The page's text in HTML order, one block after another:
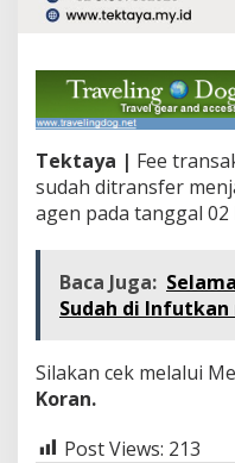
Tektaya | Fee
sudah ditransfer
agen pada tanggal 02
Baca Juga:
Sudah di
Silakan cek melalui
Koran.
Post Views: 213